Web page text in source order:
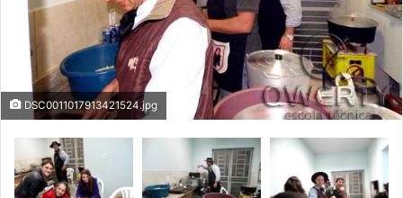
DSC0011017913421524.jpg